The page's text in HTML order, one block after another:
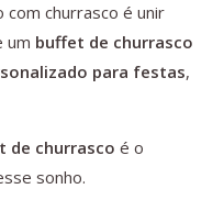
churrasco é unir
um buffet de churrasco
para festas,
de churrasco é o
sonho.